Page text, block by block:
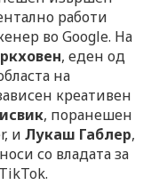
работи
во Google. На
, еден од
на
креативен
, поранешен
и Лукаш Габлер,
со владата за